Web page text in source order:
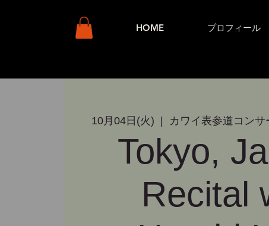
HOME プロフィール
10月04日(火) カワイ表参道コンサ
Tokyo,
Recital